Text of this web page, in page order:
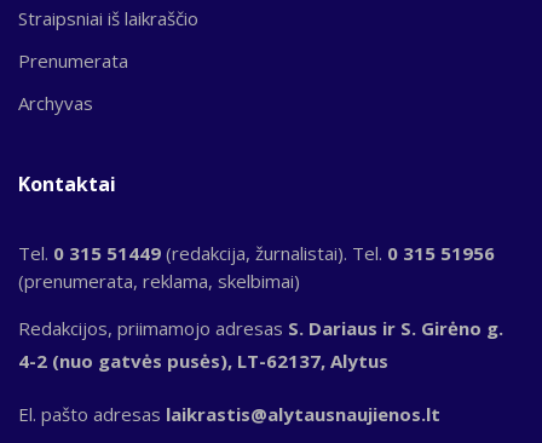
Straipsniai iš laikraščio
Prenumerata
Archyvas
Kontaktai
Tel. 0 315 51449 (redakcija, žurnalistai). Tel. 0 315 51956
(prenumerata, reklama, skelbimai)
Redakcijos, priimamojo adresas S. Dariaus ir S. Girėno g.
4-2 (nuo gatvės pusės), LT-62137, Alytus
El. pašto adresas laikrastis@alytausnaujienos.lt